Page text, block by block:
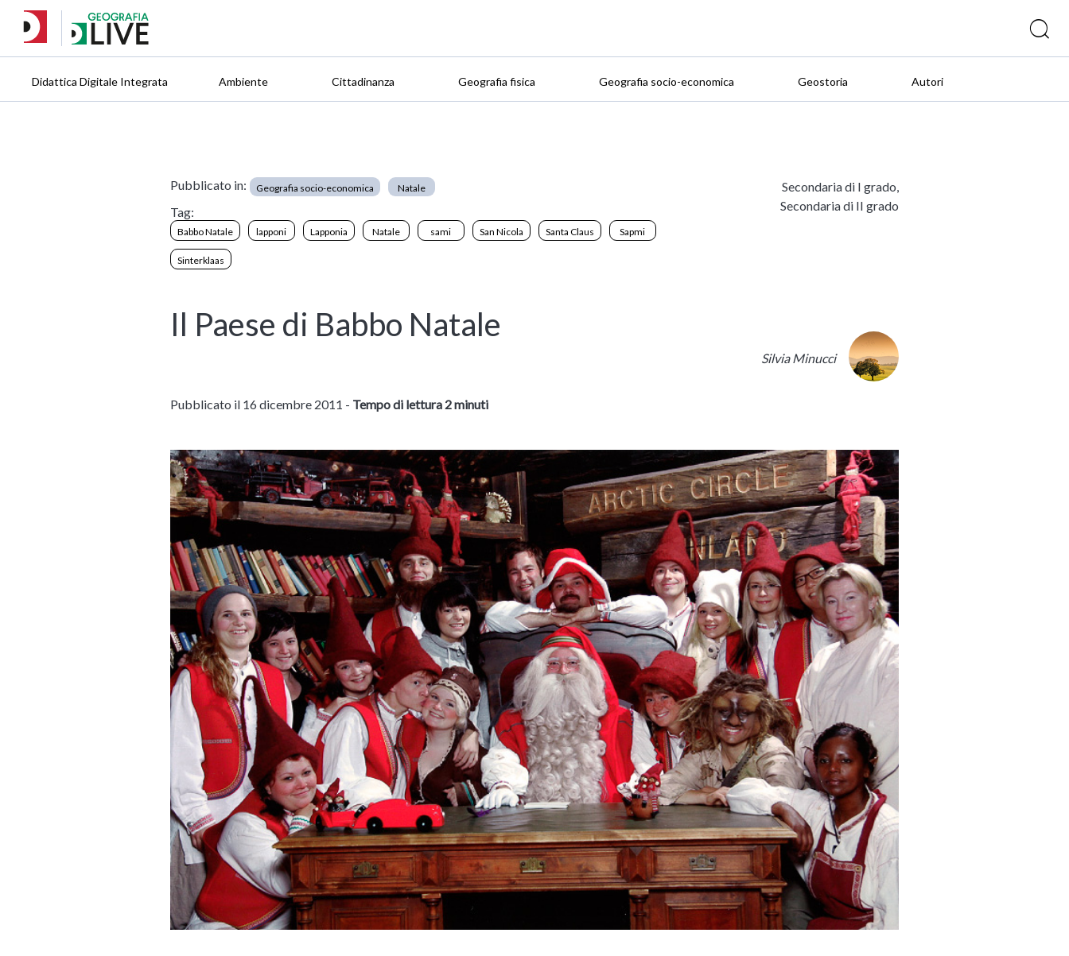
Didattica Digitale Integrata Ambiente Cittadinanza Geografia fisica Geografia socio-economica Geostoria Autori
Pubblicato in: Geografia socio-economica Natale
Tag:
Babbo Natale lapponi Lapponia Natale sami San Nicola Santa Claus Sapmi
Sinterklaas
Secondaria di I grado,
Secondaria di II grado
Il Paese di Babbo Natale
Silvia Minucci
Pubblicato il 16 dicembre 2011 - Tempo di lettura 2 minuti